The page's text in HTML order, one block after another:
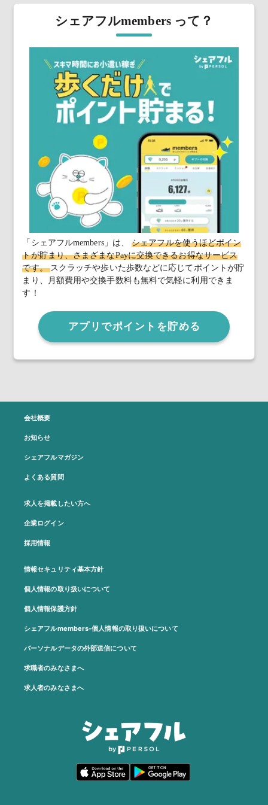
シェアフルmembers って？
「シェアフルmembers」は、シェアフルを使うほどポイン
トが貯まり、さまざまなPayに交換できるお得なサービス
です。スクラッチや歩いた歩数などに応じてポイントが貯
まり、月額費用や交換手数料も無料で気軽に利用できま
す！
アプリでポイントを貯める
会社概要
お知らせ
シェアフルマガジン
よくある質問
求人を掲載したい方へ
企業ログイン
採用情報
情報セキュリティ基本方針
個人情報の取り扱いについて
個人情報保護方針
シェアフルmembers-個人情報の取り扱いについて
パーソナルデータの外部送信について
求職者のみなさまへ
求人者のみなさまへ